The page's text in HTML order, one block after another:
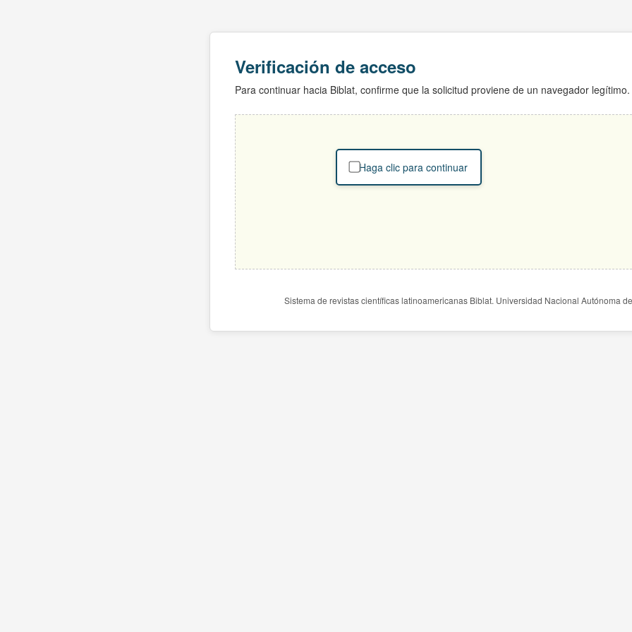
Verificación de acceso
Para continuar hacia Biblat, confirme que la solicitud proviene de un navegador legítimo.
Haga clic para continuar
Sistema de revistas científicas latinoamericanas Biblat. Universidad Nacional Autónoma